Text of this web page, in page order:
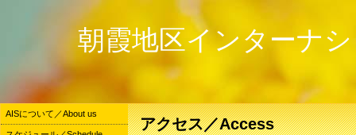
朝霞地区インターナ
アクセス／Access
AISについて／About us